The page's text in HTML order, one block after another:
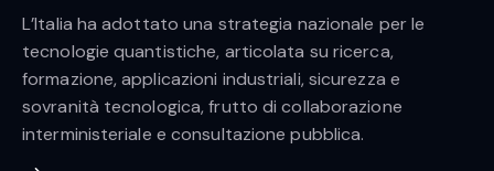
L’Italia ha adottato una strategia nazionale per le
tecnologie quantistiche, articolata su ricerca,
formazione, applicazioni industriali, sicurezza e
sovranità tecnologica, frutto di collaborazione
interministeriale e consultazione pubblica.